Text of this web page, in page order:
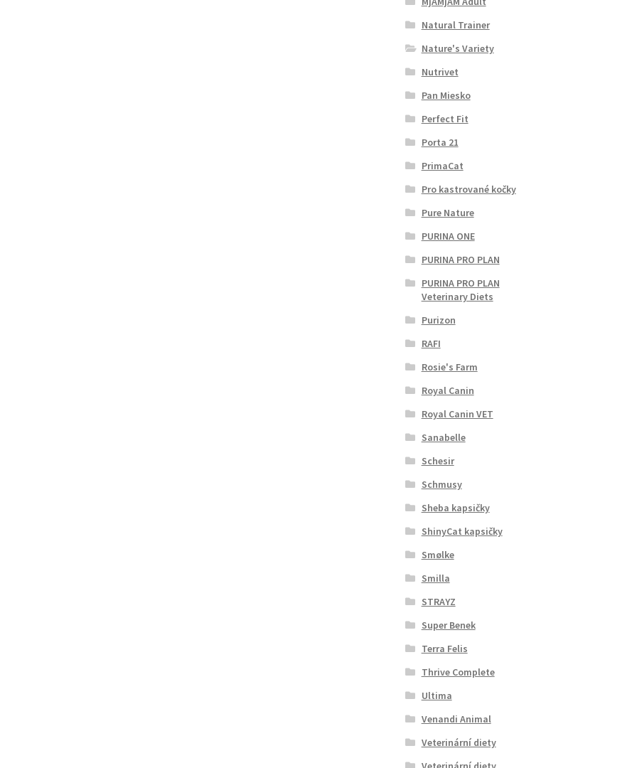
Natural Trainer
Nature's Variety
Nutrivet
Pan Miesko
Perfect Fit
Porta 21
PrimaCat
Pro kastrované kočky
Pure Nature
PURINA ONE
PURINA PRO PLAN
PURINA PRO PLAN
Veterinary Diets
Purizon
RAFI
Rosie's Farm
Royal Canin
Royal Canin VET
Sanabelle
Schesir
Schmusy
Sheba kapsičky
ShinyCat kapsičky
Smølke
Smilla
STRAYZ
Super Benek
Terra Felis
Thrive Complete
Ultima
Venandi Animal
Veterinární diety